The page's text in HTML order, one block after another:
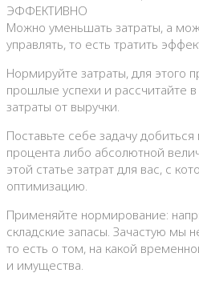
ЭФФЕКТИВНО
Можно уменьшать затраты, а
управлять, то есть тратить
Нормируйте затраты, для этого
прошлые успехи и рассчитайте
затраты от выручки.
Поставьте себе задачу
процента либо абсолютной
этой статье затрат для вас, с
оптимизацию.
Применяйте нормирование:
складские запасы. Зачастую мы
то есть о том, на какой
и имущества.